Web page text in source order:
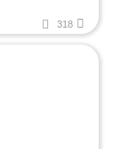
318